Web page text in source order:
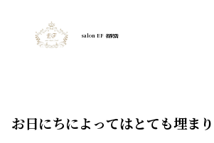
salon EF 名駅店
お日にちによってはとても埋まり